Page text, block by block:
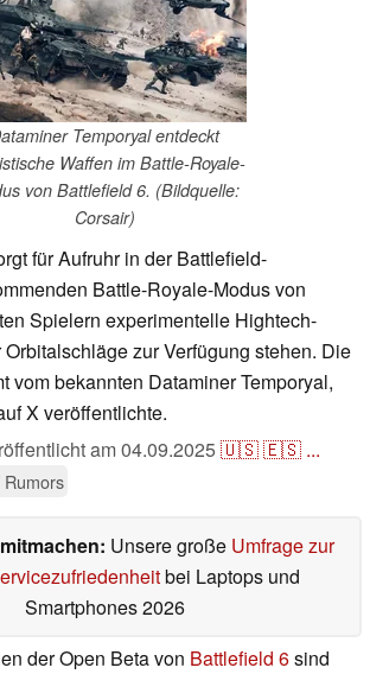
Temporyal entdeckt
Waffen im Battle-Royale-
von Battlefield 6. (Bildquelle:
Corsair)
für Aufruhr in der Battlefield-
Battle-Royale-Modus von
Spielern experimentelle Hightech-
zur Verfügung stehen. Die
vom bekannten Dataminer Temporyal,
X veröffentlichte.
am04.09.2025🇺🇸🇪🇸 ...
Rumors
Unsere große Umfrage zur
bei Laptops und
Smartphones 2026
der Open Beta von Battlefield 6sind